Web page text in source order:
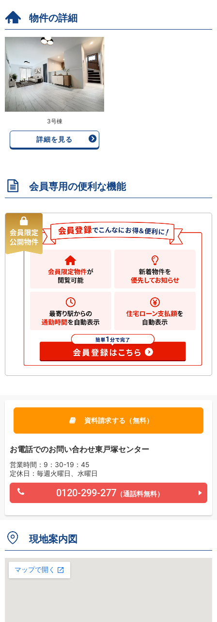
物件の詳細
3号棟
詳細を見る
会員専用の便利な機能
資料請求する（無料）
お電話でのお問い合わせ東戸塚センター
営業時間：9：30-19：45
定休日：毎週火曜日、水曜日
0120-299-277 （通話料無料）
現地案内図